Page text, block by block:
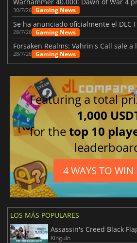
30/7/26 Gaming News
28/7/26 Gaming News
28/7/26 Gaming News
Featuring a total
1,000
for thetop 10
4 WAYS TO WIN
LOS MÁS POPULARES
Assassin's Creed Black
Kinguin